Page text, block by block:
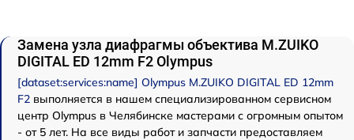
Замена узла диафрагмы объектива M.ZUIKO
DIGITAL ED 12mm F2 Olympus
[dataset:services:name] Olympus M.ZUIKO DIGITAL ED 12mm
F2 выполняется в нашем специализированном сервисном
центр Olympus в Челябинске мастерами с огромным опытом
- от 5 лет. На все виды работ и запчасти предоставляем